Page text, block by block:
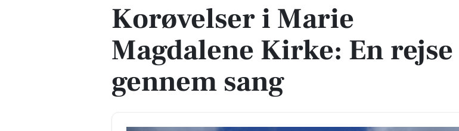
Korøvelser i Marie
Magdalene Kirke: En rejse
gennem sang